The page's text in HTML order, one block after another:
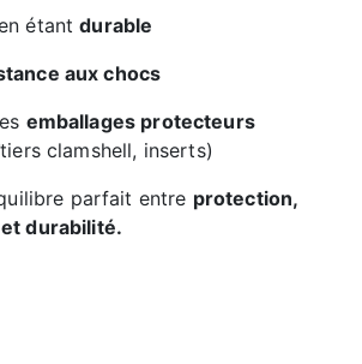
étantdurable
aux chocs
emballages protecteurs
clamshell, inserts)
parfait entre protection,
durabilité.